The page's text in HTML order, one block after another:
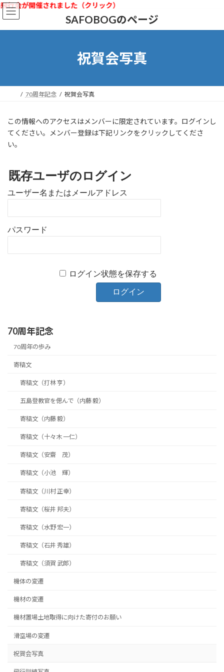
コ
ン
ッ
ナ
ビ
移
行会が開催されました（クリック）
SAFOBOGのページ
祝賀会写真
70周年記念 祝賀会写真
この情報へのアクセスはメンバーに限定されています。ログインし
てください。メンバー登録は下記リンクをクリックしてくださ
い。
既存ユーザのログイン
ユーザー名またはメールアドレス
パスワード
ログイン状態を保存する
70周年記念
70周年の歩み
寄稿文
寄稿文（打林 亨）
五島登教官を偲んで（内藤 毅）
寄稿文（内藤 毅）
寄稿文（十々木 一仁）
寄稿文（安齋 茂）
寄稿文（小池 輝）
寄稿文（川村 正幸）
寄稿文（桜井 邦夫）
寄稿文（水野 宏一）
寄稿文（石井 秀雄）
寄稿文（須賀 武郎）
機体の変遷
機材の変遷
機材置場土地取得に向けた寄付のお願い
滑空場の変遷
祝賀会写真